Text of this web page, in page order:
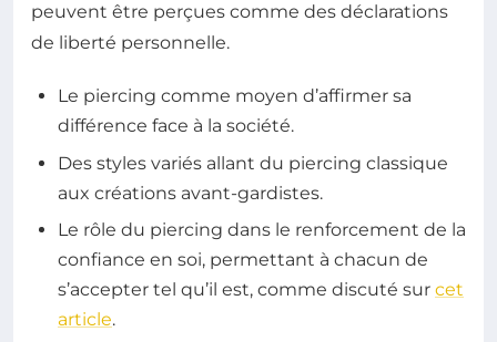
peuvent être perçues comme des déclarations
de liberté personnelle.
Le piercing comme moyen d’affirmer sa
différence face à la société.
Des styles variés allant du piercing classique
aux créations avant-gardistes.
Le rôle du piercing dans le renforcement de la
confiance en soi, permettant à chacun de
s’accepter tel qu’il est, comme discuté sur cet
article.